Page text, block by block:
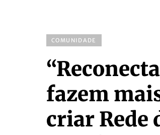
COMUNIDADE
fazem
criar Rede